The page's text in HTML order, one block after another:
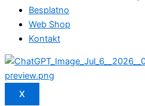
Besplatno
Web Shop
Kontakt
X